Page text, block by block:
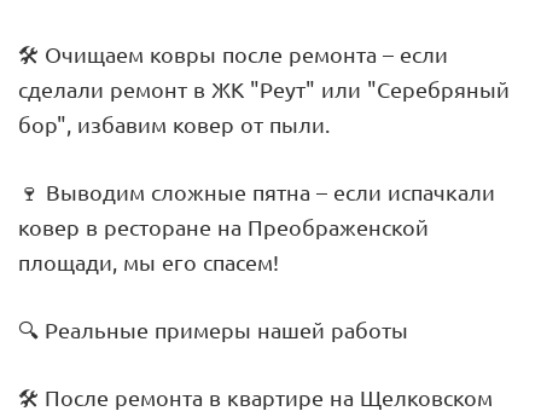
🛠 Очищаем ковры после ремонта – если
сделали ремонт в ЖК "Реут" или "Серебряный
бор", избавим ковер от пыли.
🍷 Выводим сложные пятна – если испачкали
ковер в ресторане на Преображенской
площади, мы его спасем!
🔍 Реальные примеры нашей работы
🛠️ После ремонта в квартире на Щелковском